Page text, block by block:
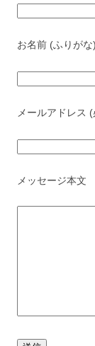
お名前 (ふりがな)
メールアドレス
メッセージ本文